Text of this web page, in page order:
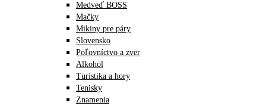
Medveď BOSS
Mačky
Mikiny pre páry
Slovensko
Poľovníctvo a zver
Alkohol
Turistika a hory
Tenisky
Znamenia